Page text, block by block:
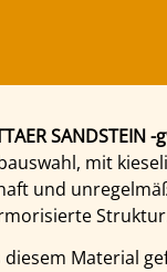
SANDSTEIN -
mit
und
diesem Material